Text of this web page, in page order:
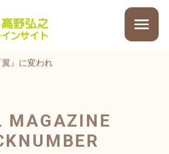
』に変われ
MAGAZINE